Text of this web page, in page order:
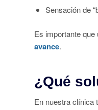
Sensación de
Es importante
avance.
¿Qué
En nuestra clínica